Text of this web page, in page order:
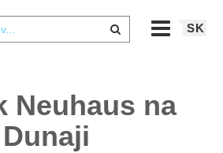
SK
Neuhaus na
Dunaji